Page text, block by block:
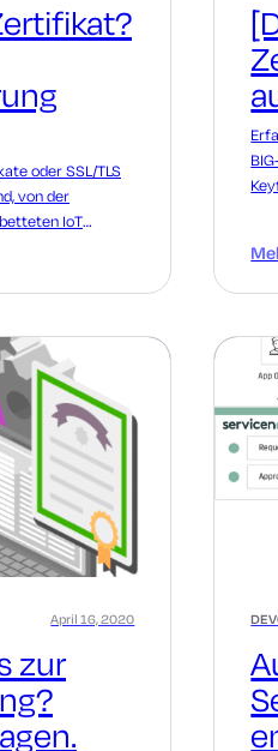
oder SSL/TLS
von der
IoT
zur
April 16, 2020